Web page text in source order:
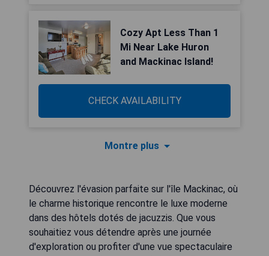
Cozy Apt Less Than 1
Mi Near Lake Huron
and Mackinac Island!
CHECK AVAILABILITY
Montre plus
Découvrez l'évasion parfaite sur l'île Mackinac, où
le charme historique rencontre le luxe moderne
dans des hôtels dotés de jacuzzis. Que vous
souhaitiez vous détendre après une journée
d'exploration ou profiter d'une vue spectaculaire